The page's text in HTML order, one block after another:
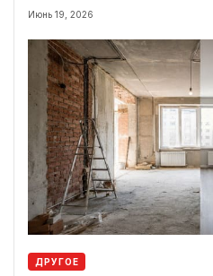
Июнь 19, 2026
ДРУГОЕ